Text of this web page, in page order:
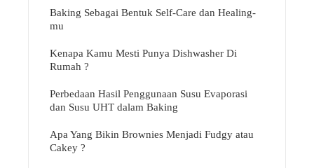
Baking Sebagai Bentuk Self-Care dan Healing-
mu
Kenapa Kamu Mesti Punya Dishwasher Di
Rumah ?
Perbedaan Hasil Penggunaan Susu Evaporasi
dan Susu UHT dalam Baking
Apa Yang Bikin Brownies Menjadi Fudgy atau
Cakey ?